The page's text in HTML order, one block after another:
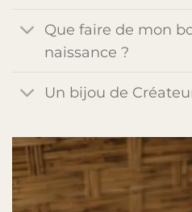
Que faire de mon
naissance ?
Un bijou de